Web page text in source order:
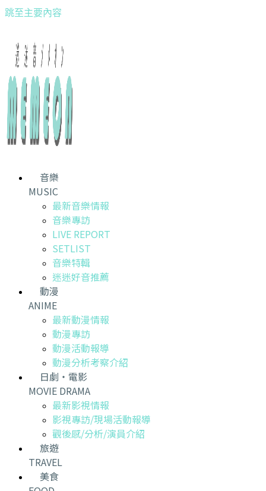
跳至主要內容
音樂
MUSIC
最新音樂情報
音樂專訪
LIVE REPORT
SETLIST
音樂特輯
迷迷好音推薦
動漫
ANIME
最新動漫情報
動漫專訪
動漫活動報導
動漫分析考察介紹
日劇・電影
MOVIE DRAMA
最新影視情報
影視專訪/現場活動報導
觀後感/分析/演員介紹
旅遊
TRAVEL
美食